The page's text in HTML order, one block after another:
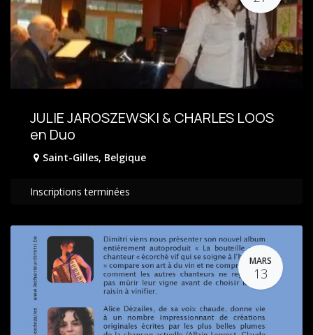
JULIE JAROSZEWSKI & CHARLES LOOS
en Duo
Saint-Gilles, Belgique
Inscriptions terminées
MARS
13